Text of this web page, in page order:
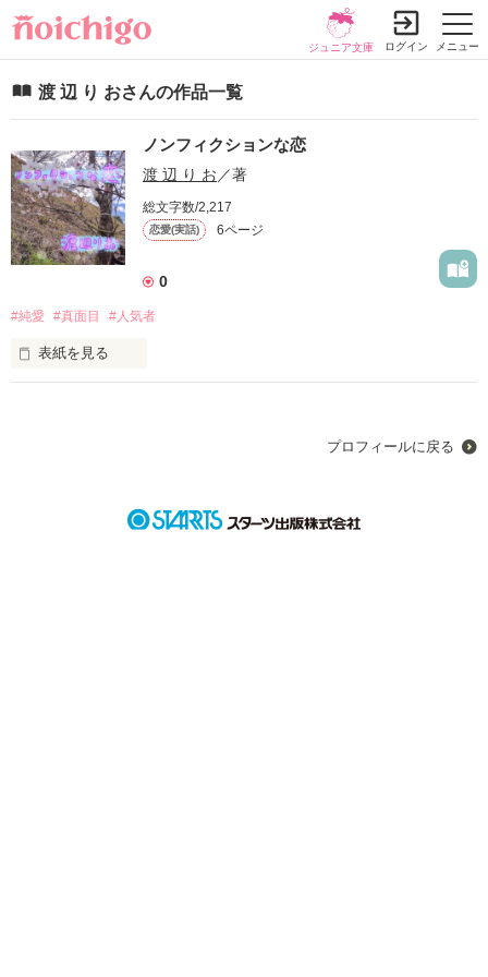
メニュー
ジュニア文庫 ログイン
渡 辺 り おさんの作品一覧
ノンフィクションな恋
渡 辺 り お ／著
総文字数/2,217
恋愛(実話) 6ページ
0
#純愛 #真面目 #人気者
表紙を見る
そんなことを繰り返して私たちは大人になっていく。
プロフィールに戻る